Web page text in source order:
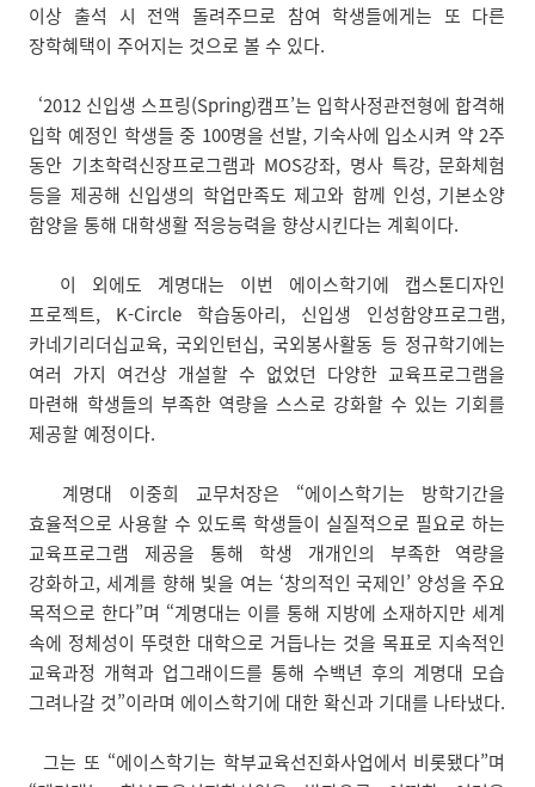
이상 출석 시 전액 돌려주므로 참여 학생들에게는 또 다른
장학혜택이 주어지는 것으로 볼 수 있다.
‘2012 신입생 스프링(Spring)캠프’는 입학사정관전형에 합격해
입학 예정인 학생들 중 100명을 선발, 기숙사에 입소시켜 약 2주
동안 기초학력신장프로그램과 MOS강좌, 명사 특강, 문화체험
등을 제공해 신입생의 학업만족도 제고와 함께 인성, 기본소양
함양을 통해 대학생활 적응능력을 향상시킨다는 계획이다.
이 외에도 계명대는 이번 에이스학기에 캡스톤디자인
프로젝트, K-Circle 학습동아리, 신입생 인성함양프로그램,
카네기리더십교육, 국외인턴십, 국외봉사활동 등 정규학기에는
여러 가지 여건상 개설할 수 없었던 다양한 교육프로그램을
마련해 학생들의 부족한 역량을 스스로 강화할 수 있는 기회를
제공할 예정이다.
계명대 이중희 교무처장은 “에이스학기는 방학기간을
효율적으로 사용할 수 있도록 학생들이 실질적으로 필요로 하는
교육프로그램 제공을 통해 학생 개개인의 부족한 역량을
강화하고, 세계를 향해 빛을 여는 ‘창의적인 국제인’ 양성을 주요
목적으로 한다”며 “계명대는 이를 통해 지방에 소재하지만 세계
속에 정체성이 뚜렷한 대학으로 거듭나는 것을 목표로 지속적인
교육과정 개혁과 업그래이드를 통해 수백년 후의 계명대 모습
그려나갈 것”이라며 에이스학기에 대한 확신과 기대를 나타냈다.
그는 또 “에이스학기는 학부교육선진화사업에서 비롯됐다”며